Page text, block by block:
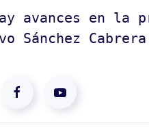
avances en
Sánchez